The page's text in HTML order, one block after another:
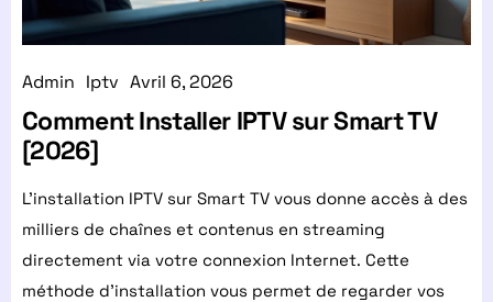
Admin Iptv Avril 6, 2026
Comment Installer IPTV sur Smart TV
[2026]
L'installation IPTV sur Smart TV vous donne accès à des
milliers de chaînes et contenus en streaming
directement via votre connexion Internet. Cette
méthode d'installation vous permet de regarder vos